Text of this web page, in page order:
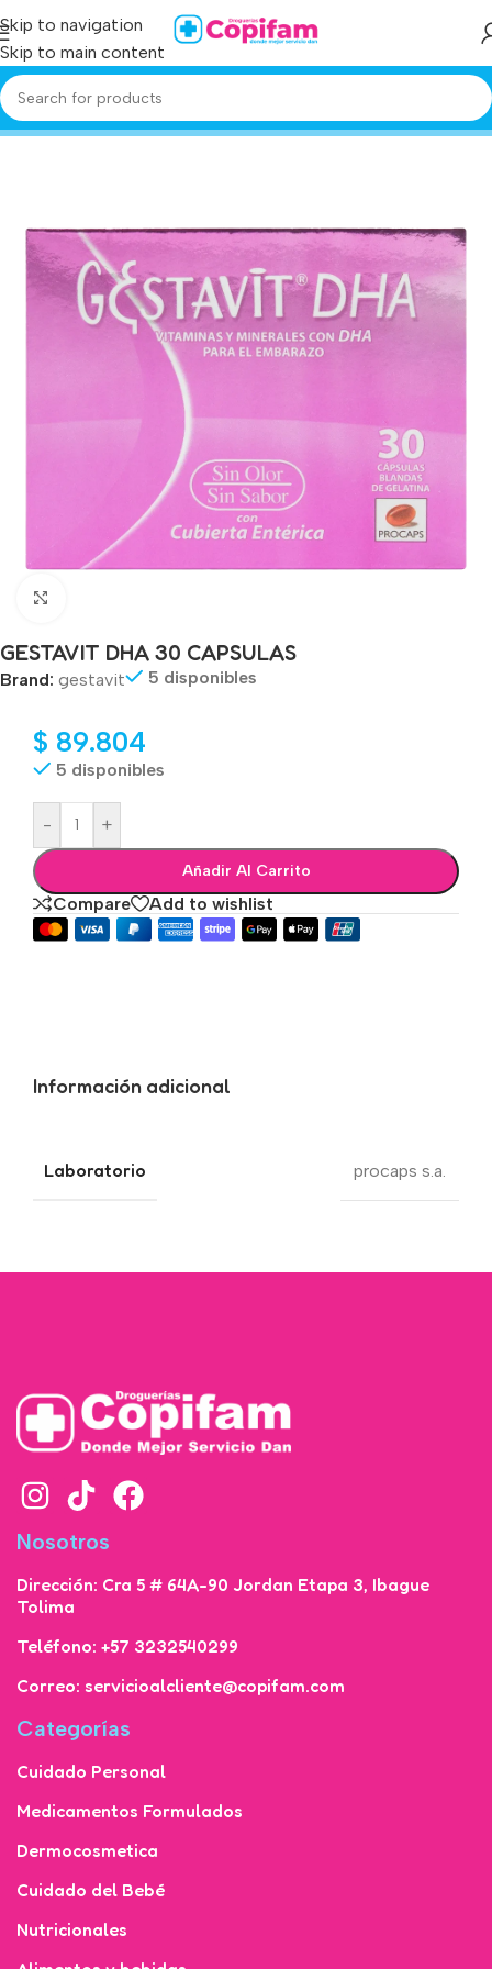
Skip to navigation
Skip to main content
Producto
GESTAVIT DHA 30 CAPSULAS
Brand: gestavit 5 disponibles
$ 89.804
5 disponibles
- +
Añadir Al Carrito
Compare Add to wishlist
Información adicional
Laboratorio procaps s.a.
Nosotros
Dirección: Cra 5 # 64A-90 Jordan Etapa 3, Ibague
Tolima
Teléfono: +57 3232540299
Correo: servicioalcliente@copifam.com
Categorías
Cuidado Personal
Medicamentos Formulados
Dermocosmetica
Cuidado del Bebé
Nutricionales